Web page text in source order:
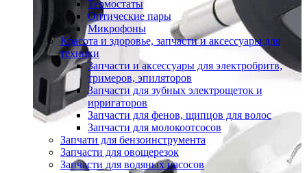
Термостаты
Оптические пары
Микрофоны
Красота и здоровье, запчасти и аксессуары для
техники
Запчасти и аксессуары для электробритв,
тримеров, эпиляторов
Запчасти для зубных электрощеток и
ирригаторов
Запчасти для фенов, щипцов для волос
Запчасти для молокоотсосов
Запчати для бензоинструмента
Запчасти для овощерезок
Запчасти для водяных насосов